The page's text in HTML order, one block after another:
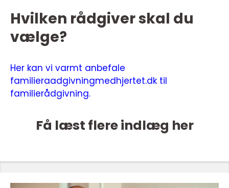
Hvilken rådgiver skal du
vælge?
Her kan vi varmt anbefale
familieraadgivningmedhjertet.dk til
familierådgivning.
Få læst flere indlæg her